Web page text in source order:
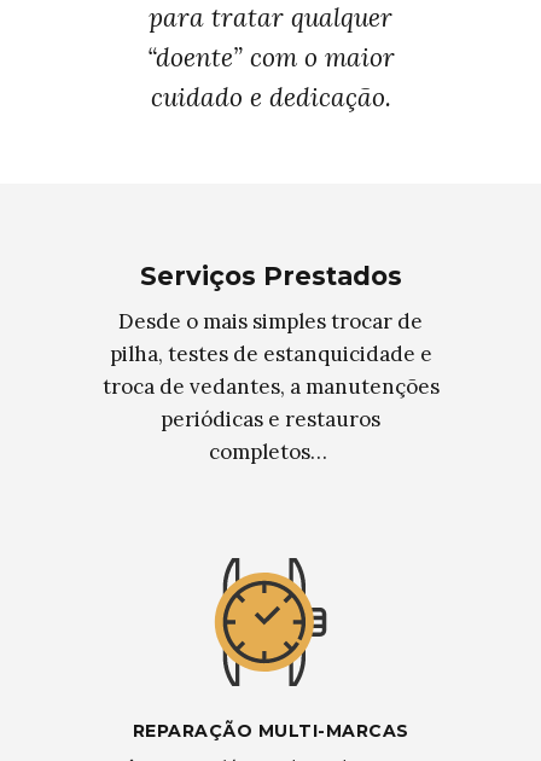
para tratar qualquer
“doente” com o maior
cuidado e dedicação.
Serviços Prestados
Desde o mais simples trocar de
pilha, testes de estanquicidade e
troca de vedantes, a manutenções
periódicas e restauros
completos…
REPARAÇÃO MULTI-MARCAS